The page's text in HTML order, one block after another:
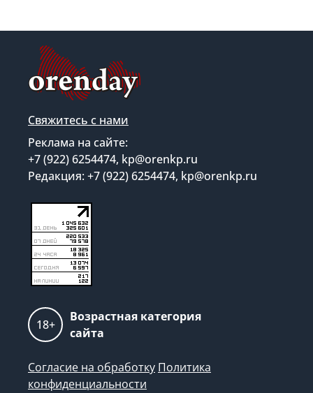
Свяжитесь с нами
Реклама на сайте:
+7 (922) 6254474, kp@orenkp.ru
Редакция: +7 (922) 6254474, kp@orenkp.ru
18+
Возрастная категория
сайта
Согласие на обработку Политика
конфиденциальности